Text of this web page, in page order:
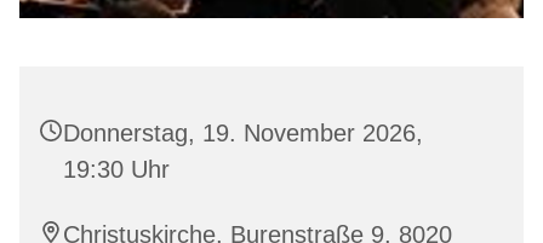
Donnerstag, 19. November 2026,
19:30 Uhr
Christuskirche, Burenstraße 9, 8020